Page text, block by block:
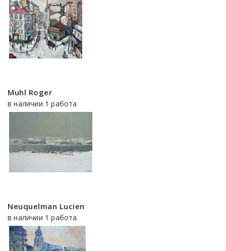
Muhl Roger
в наличии 1 работа
Neuquelman Lucien
в наличии 1 работа